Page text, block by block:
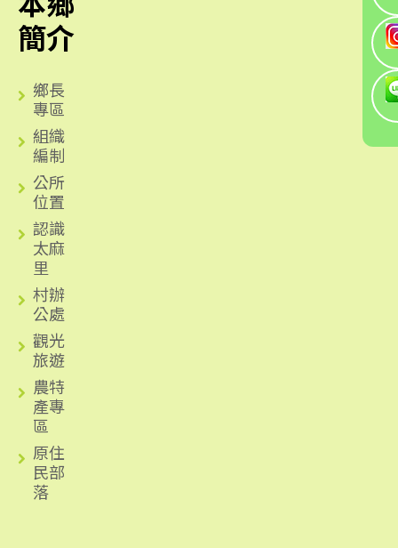
簡介
鄉長
專區
組織
編制
公所
位置
認識
太麻
里
村辦
公處
觀光
旅遊
農特
產專
區
原住
民部
落